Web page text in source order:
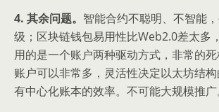
4. 其余问题。 智能合约不聪明、不智能
级；区块链钱包易用性比Web2.0差太多
用的是一个账户两种驱动方式，非常的
账户可以非常多，灵活性决定以太坊结
有中心化账本的效率。不可能大规模推广